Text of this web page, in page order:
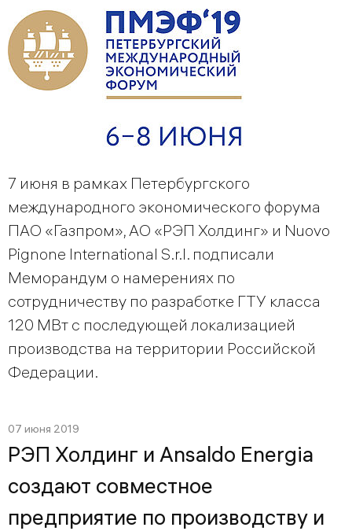
7 июня в рамках Петербургского
международного экономического форума
ПАО «Газпром», АО «РЭП Холдинг» и Nuovo
Pignone International S.r.l. подписали
Меморандум о намерениях по
сотрудничеству по разработке ГТУ класса
120 МВт с последующей локализацией
производства на территории Российской
Федерации.
07 июня 2019
РЭП Холдинг и Ansaldo Energia
создают совместное
предприятие по производству и